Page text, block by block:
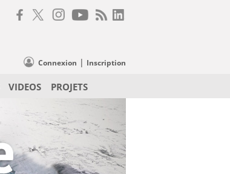
Connexion | Inscription
VIDEOS PROJETS